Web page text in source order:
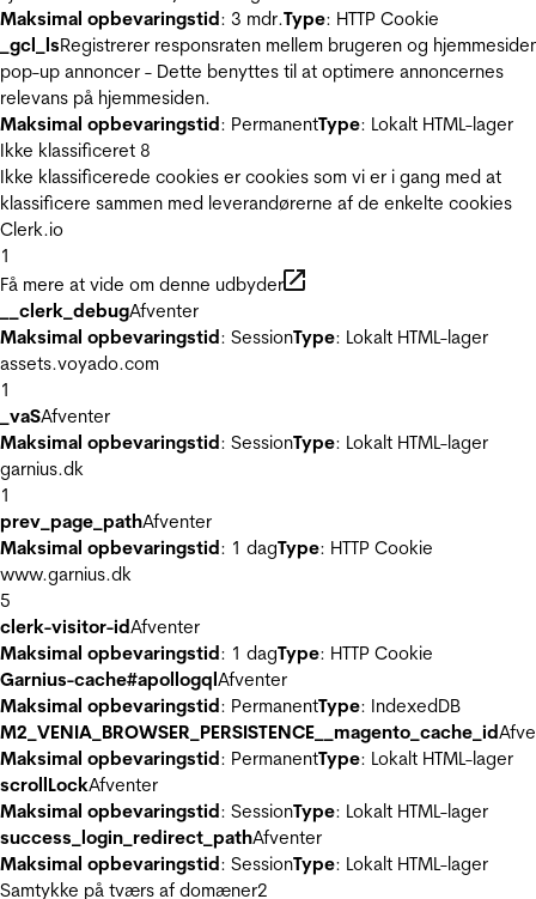
Maksimal opbevaringstid: 3 mdr.Type: HTTP Cookie
_gcl_lsRegistrerer responsraten mellem brugeren og
pop-up annoncer - Dette benyttes til at optimere annoncernes
relevans på hjemmesiden.
Maksimal opbevaringstid: PermanentType: Lokalt HTML-lager
Ikke klassificeret 8
Ikke klassificerede cookies er cookies som vi er i gang med at
klassificere sammen med leverandørerne af de enkelte cookies
Clerk.io
1
Få mere at vide om denne udbyder
__clerk_debugAfventer
Maksimal opbevaringstid: SessionType: Lokalt HTML-lager
assets.voyado.com
1
_vaSAfventer
Maksimal opbevaringstid: SessionType: Lokalt HTML-lager
garnius.dk
1
prev_page_pathAfventer
Maksimal opbevaringstid: 1 dagType: HTTP Cookie
www.garnius.dk
5
clerk-visitor-idAfventer
Maksimal opbevaringstid: 1 dagType: HTTP Cookie
Garnius-cache#apollogqlAfventer
Maksimal opbevaringstid: PermanentType: IndexedDB
M2_VENIA_BROWSER_PERSISTENCE__magento_cache_id
Maksimal opbevaringstid: PermanentType: Lokalt HTML-lager
scrollLockAfventer
Maksimal opbevaringstid: SessionType: Lokalt HTML-lager
success_login_redirect_pathAfventer
Maksimal opbevaringstid: SessionType: Lokalt HTML-lager
Samtykke på tværs af domæner2